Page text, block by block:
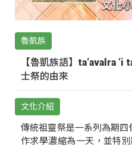
魯凱族
【魯凱族語】ta‘avalra
士祭的由來
文化介紹
傳統祖靈祭是一系列為期
作求學濃縮為一天，並特